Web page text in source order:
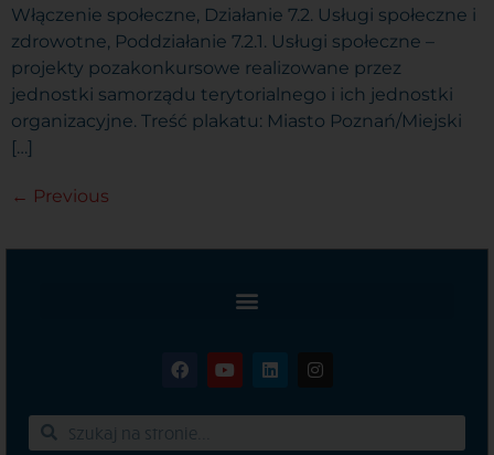
Włączenie społeczne, Działanie 7.2. Usługi społeczne i
zdrowotne, Poddziałanie 7.2.1. Usługi społeczne –
projekty pozakonkursowe realizowane przez
jednostki samorządu terytorialnego i ich jednostki
organizacyjne. Treść plakatu: Miasto Poznań/Miejski
[…]
← Previous